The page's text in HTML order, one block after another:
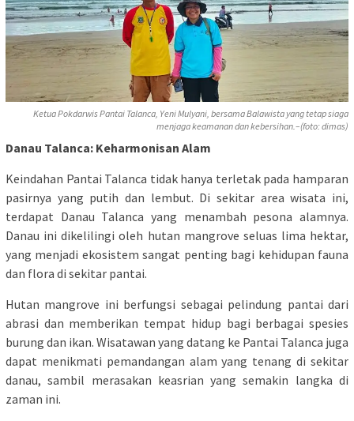
Ketua Pokdarwis Pantai Talanca, Yeni Mulyani, bersama Balawista yang tetap siaga
menjaga keamanan dan kebersihan.–(foto: dimas)
Danau Talanca: Keharmonisan Alam
Keindahan Pantai Talanca tidak hanya terletak pada hamparan
pasirnya yang putih dan lembut. Di sekitar area wisata ini,
terdapat Danau Talanca yang menambah pesona alamnya.
Danau ini dikelilingi oleh hutan mangrove seluas lima hektar,
yang menjadi ekosistem sangat penting bagi kehidupan fauna
dan flora di sekitar pantai.
Hutan mangrove ini berfungsi sebagai pelindung pantai dari
abrasi dan memberikan tempat hidup bagi berbagai spesies
burung dan ikan. Wisatawan yang datang ke Pantai Talanca juga
dapat menikmati pemandangan alam yang tenang di sekitar
danau, sambil merasakan keasrian yang semakin langka di
zaman ini.